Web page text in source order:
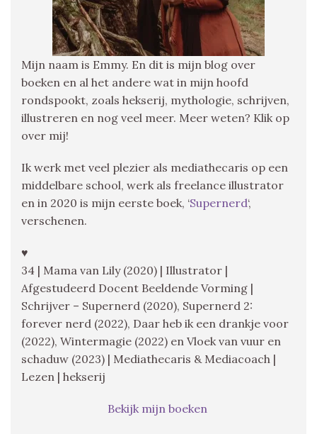
Mijn naam is Emmy. En dit is mijn blog over
boeken en al het andere wat in mijn hoofd
rondspookt, zoals hekserij, mythologie, schrijven,
illustreren en nog veel meer. Meer weten? Klik op
over mij!
Ik werk met veel plezier als mediathecaris op een
middelbare school, werk als freelance illustrator
en in 2020 is mijn eerste boek, ‘Supernerd‘,
verschenen.
♥
34 | Mama van Lily (2020) | Illustrator |
Afgestudeerd Docent Beeldende Vorming |
Schrijver – Supernerd (2020), Supernerd 2:
forever nerd (2022), Daar heb ik een drankje voor
(2022), Wintermagie (2022) en Vloek van vuur en
schaduw (2023) | Mediathecaris & Mediacoach |
Lezen | hekserij
Bekijk mijn boeken